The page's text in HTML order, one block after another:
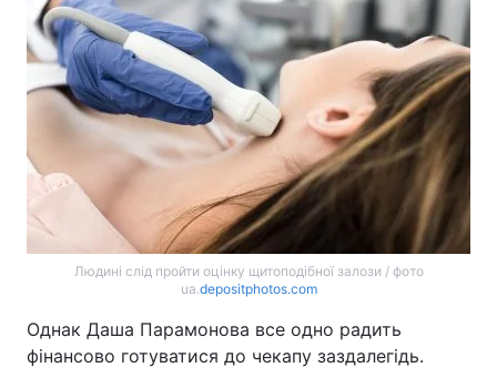
Людині слід пройти оцінку щитоподібної залози / фото
ua.depositphotos.com
Однак Даша Парамонова все одно радить
фінансово готуватися до чекапу заздалегідь.